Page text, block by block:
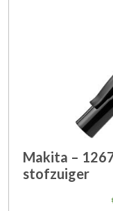
Makita –
stofzuiger